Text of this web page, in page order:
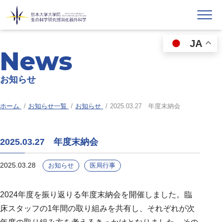
JA
News
お知らせ
ホーム お知らせ一覧 お知らせ 2025.03.27 年度末納会
2025.03.27 年度末納会
2025.03.28 お知らせ 医局行事
2024年度を振り返りる年度末納会を開催しました。臨
床スタッフの1年間の取り組みを共有し、それぞれが次